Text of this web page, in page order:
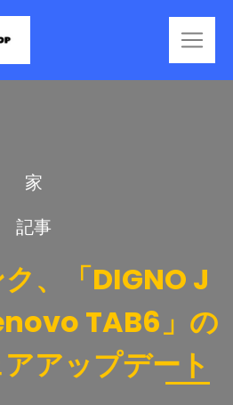
家
記事
、「DIGNO J
TAB6」の
アップデート